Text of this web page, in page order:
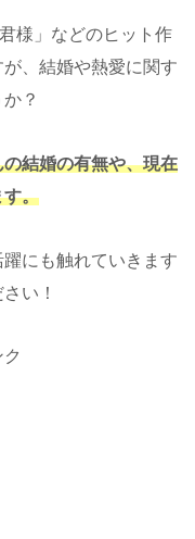
様」などのヒット作
が、結婚や熱愛に関す
？
結婚の有無や、現在
す。
にも触れていきます
い！